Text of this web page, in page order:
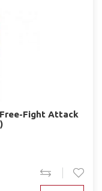
Fight Attack